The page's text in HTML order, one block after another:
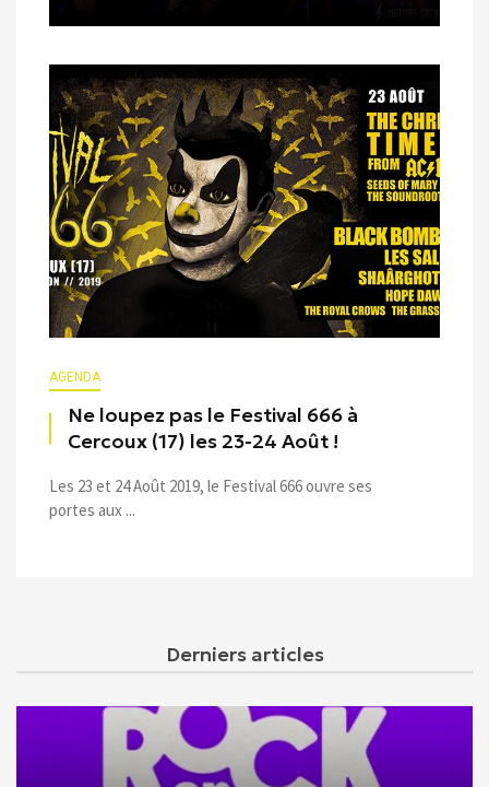
AGENDA
Ne loupez pas le Festival 666 à
Cercoux (17) les 23-24 Août !
Les 23 et 24 Août 2019, le Festival 666 ouvre ses
portes aux ...
Derniers articles